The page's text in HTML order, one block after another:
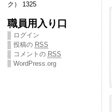
ク） 1325
職員用入り口
ログイン
投稿の RSS
コメントの RSS
WordPress.org